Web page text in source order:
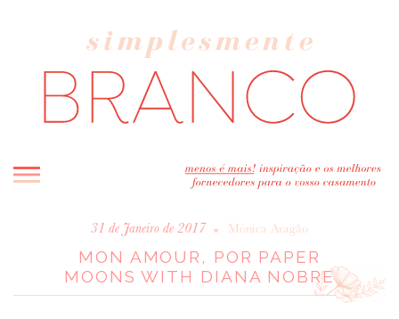
INICIO
BLOG
MELHOR INSPIRAÇÃO
31 de Janeiro de 2017 • Mónica Aragão
MON AMOUR, POR PAPER
MOONS WITH DIANA NOBRE